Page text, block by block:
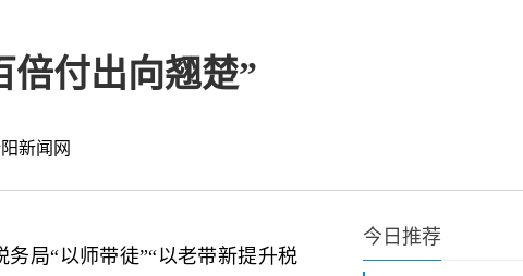
倍付出向翘楚”
新闻网
局“以师带徒”“以老带新提升税
今日推荐